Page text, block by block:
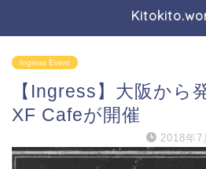
Ingress Event
【Ingress】大阪から
XF Cafeが開催
2018年7